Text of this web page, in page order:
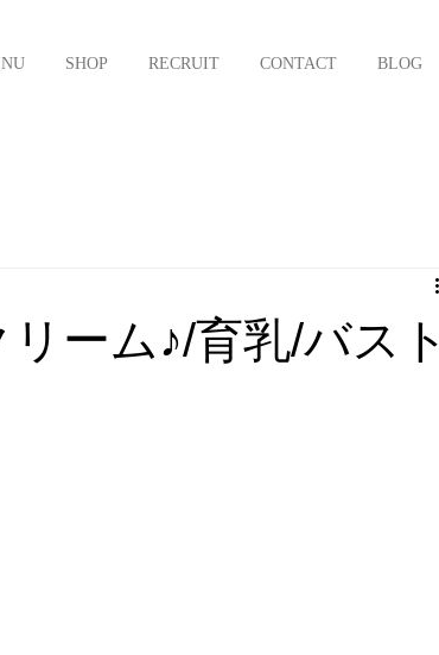
SHOP RECRUIT CONTACT BLOG
ーム♪/育乳/バスト